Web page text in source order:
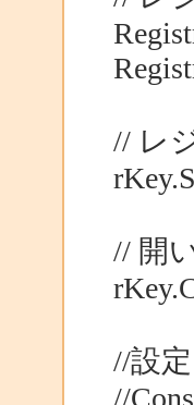
// レ
// 開
//設
//